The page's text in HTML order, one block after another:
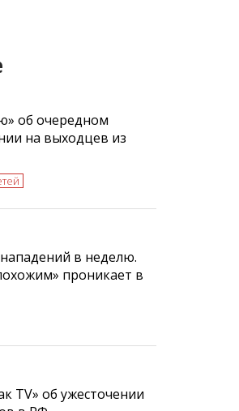
об очередном
на выходцев из
в неделю.
проникает в
TV» об ужесточении